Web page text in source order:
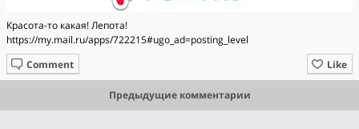
Красота-то какая! Лепота!
https://my.mail.ru/apps/722215#ugo_ad=posting_level
Like
Comment
Предыдущие комментарии